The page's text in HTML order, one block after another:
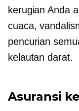
kerugian Anda
cuaca,
pencurian
kelautan darat.
Asuransi